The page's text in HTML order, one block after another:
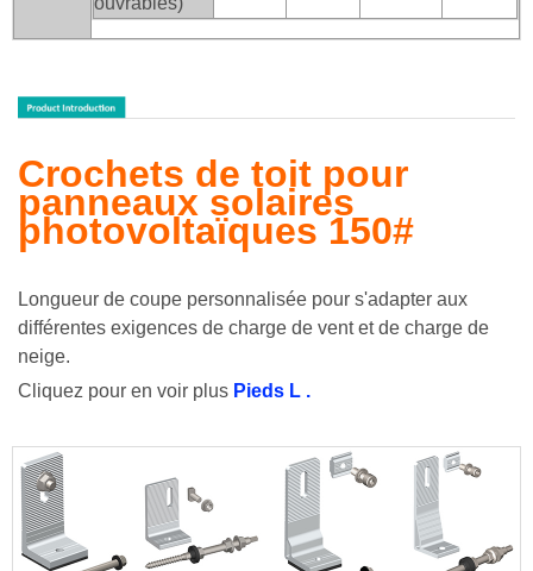
Crochets de toit pour
panneaux solaires
photovoltaïques 150#
Longueur de coupe personnalisée pour s'adapter aux
différentes exigences de charge de vent et de charge de
neige.
Cliquez pour en voir plus Pieds L .